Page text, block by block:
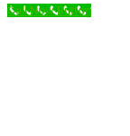
Call Now Button